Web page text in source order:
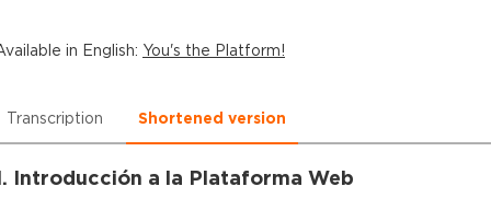
in English: You's the Platform!
Transcription Shortened version
Introducción a la Plataforma Web